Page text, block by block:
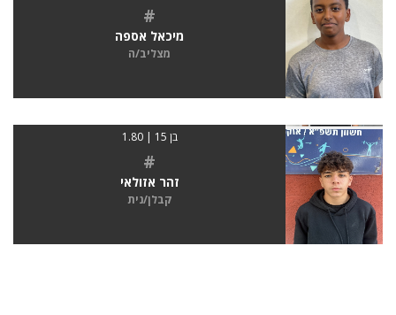
#
מיכאל אספה
מצליב/ה
בן 15 | 1.80
#
זהר אזולאי
קבלן/נית